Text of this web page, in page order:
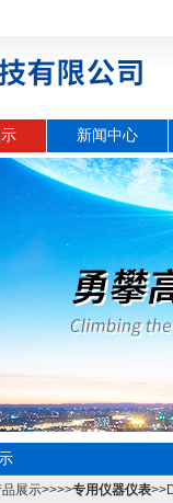
新闻中心
品展示>>>>专用仪器仪表